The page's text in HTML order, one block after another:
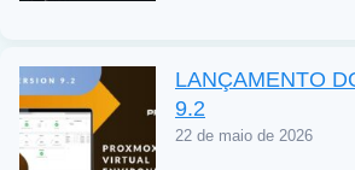
LANÇAMENTO
9.2
22 de maio de 2026